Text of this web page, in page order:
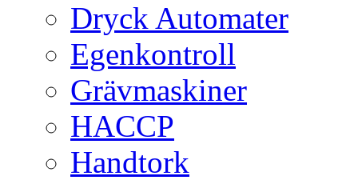
Dryck Automater
Egenkontroll
Grävmaskiner
HACCP
Handtork